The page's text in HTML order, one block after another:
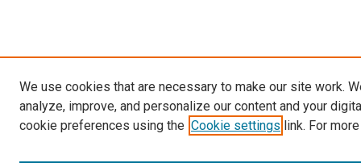
We use cookies that are necessary to make our site work.
analyze, improve, and personalize our content and your
cookie preferences using the Cookie settings link. For